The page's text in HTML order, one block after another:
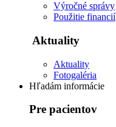
Výročné správy
Použitie financií
Aktuality
Aktuality
Fotogaléria
Hľadám informácie
Pre pacientov